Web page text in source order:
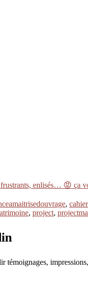
enlisés… 😡 ça
,
, project,
témoignages,